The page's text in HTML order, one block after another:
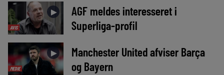
AVIS
►
AGF meldes interesseret i
Superliga-profil
MEDIE
►
Manchester United afviser Barça
og Bayern